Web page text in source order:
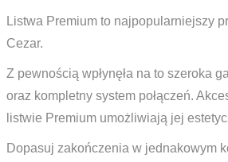
Listwa Premium to najpopularniejszy
Cezar.
Z pewnością wpłynęła na to szeroka
oraz kompletny system połączeń.
listwie Premium umożliwiają jej
Dopasuj zakończenia w jednakowym